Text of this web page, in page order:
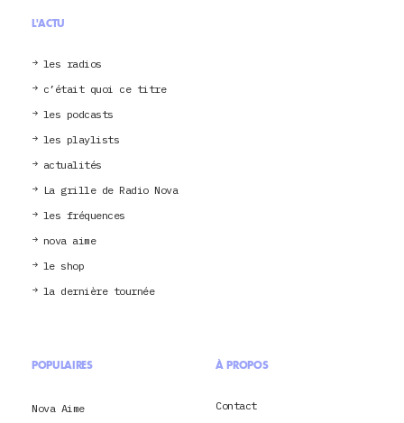
L'ACTU
les radios
c’était quoi ce titre
les podcasts
les playlists
actualités
La grille de Radio Nova
les fréquences
nova aime
le shop
la dernière tournée
POPULAIRES
Nova Aime
À PROPOS
Contact